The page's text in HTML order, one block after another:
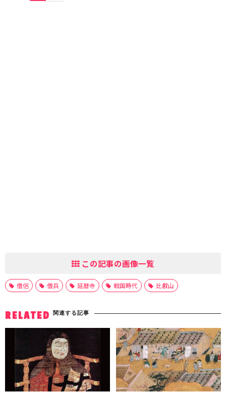
この記事の画像一覧
僧侶 僧兵 延暦寺 戦国時代 比叡山
RELATED 関連する記事